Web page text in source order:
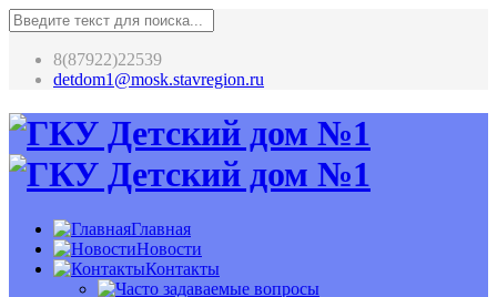
8(87922)22539
detdom1@mosk.stavregion.ru
Главная
Новости
Контакты